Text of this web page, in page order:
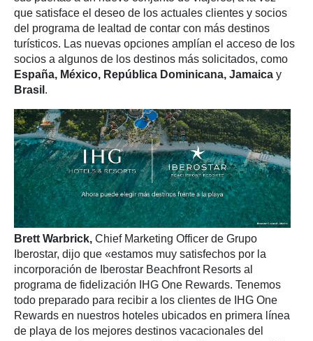
que satisface el deseo de los actuales clientes y socios
del programa de lealtad de contar con más destinos
turísticos. Las nuevas opciones amplían el acceso de los
socios a algunos de los destinos más solicitados, como
España, México, República Dominicana, Jamaica y
Brasil .
Brett Warbrick, Chief Marketing Officer de Grupo
Iberostar, dijo que «estamos muy satisfechos por la
incorporación de Iberostar Beachfront Resorts al
programa de fidelización IHG One Rewards. Tenemos
todo preparado para recibir a los clientes de IHG One
Rewards en nuestros hoteles ubicados en primera línea
de playa de los mejores destinos vacacionales del